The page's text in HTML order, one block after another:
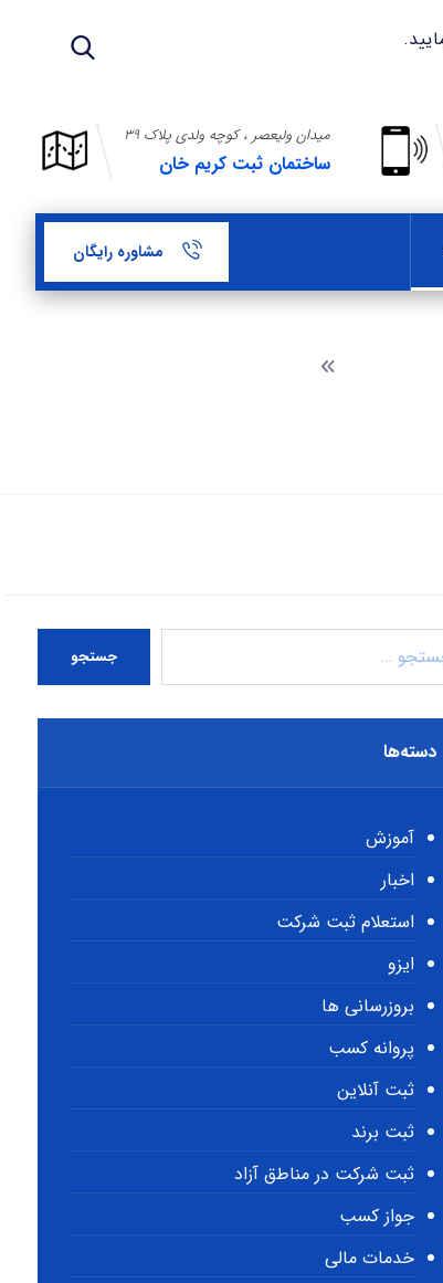
میدان ولیعصر ، کوچه ولدی پلاک ۳۹
ساختمان ثبت کریم خان
مشاوره رایگان
جستجو
دسته‌ها
آموزش
اخبار
استعلام ثبت شرکت
ایزو
بروزرسانی ها
پروانه کسب
ثبت آنلاین
ثبت برند
ثبت شرکت در مناطق آزاد
جواز کسب
خدمات مالی